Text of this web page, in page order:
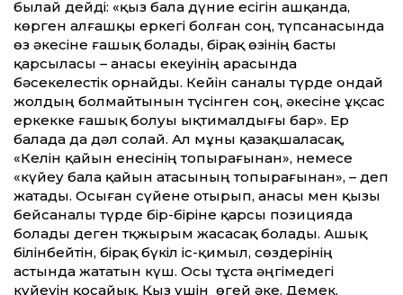
былай дейді: «қыз бала дүние есігін ашқанда,
көрген алғашқы еркегі болған соң, түпсанасында
өз әкесіне ғашық болады, бірақ өзінің басты
қарсыласы – анасы екеуінің арасында
бәсекелестік орнайды. Кейін саналы түрде ондай
жолдың болмайтынын түсінген соң, әкесіне ұқсас
еркекке ғашық болуы ықтималдығы бар». Ер
балада да дәл солай. Ал мұны қазақшаласақ,
«Келін қайын енесінің топырағынан», немесе
«күйеу бала қайын атасының топырағынан», – деп
жатады. Осыған сүйене отырып, анасы мен қызы
бейсаналы түрде бір-біріне қарсы позицияда
болады деген тқжырым жасасақ болады. Ашық
білінбейтін, бірақ бүкіл іс-қимыл, сөздерінің
астында жататын күш. Осы тұста әңгімедегі
күйеуін қосайық. Қыз үшін өгей әке. Демек,